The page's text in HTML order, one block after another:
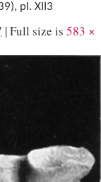
pl. XII3
|Full size is 583 ×